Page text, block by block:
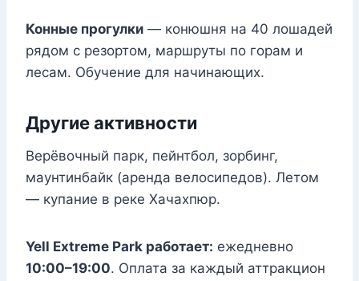
Конные прогулки — конюшня на 40 лошадей
рядом с резортом, маршруты по горам и
лесам. Обучение для начинающих.
Другие активности
Верёвочный парк, пейнтбол, зорбинг,
маунтинбайк (аренда велосипедов). Летом
— купание в реке Хачахпюр.
Yell Extreme Park работает: ежедневно
10:00–19:00. Оплата за каждый аттракцион